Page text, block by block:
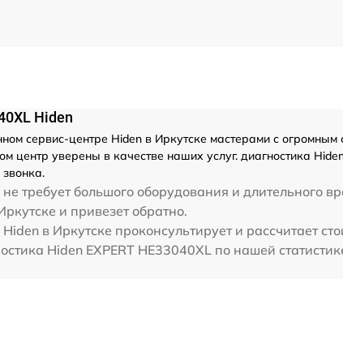
Hiden
сервис-центре Hiden в Иркутске мастерами с огромным
уверены в качестве наших услуг. диагностика
требует большого оборудования и длительного
и привезет обратно.
в Иркутске проконсультирует и рассчитает
Hiden EXPERT HE33040XL по нашей